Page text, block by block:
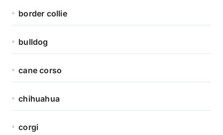
border collie
bulldog
cane corso
chihuahua
corgi